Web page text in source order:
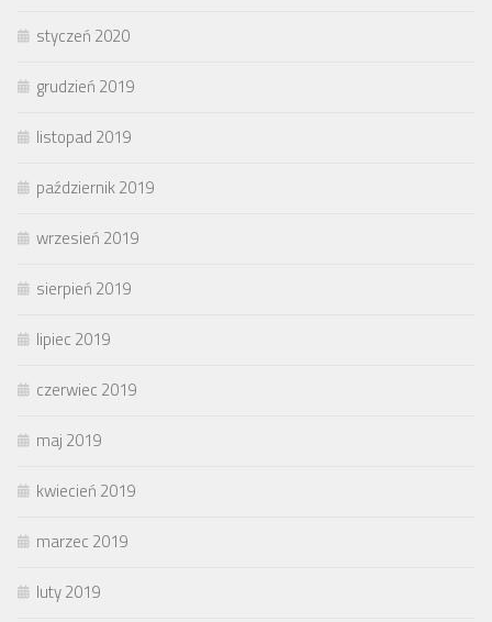
styczeń 2020
grudzień 2019
listopad 2019
październik 2019
wrzesień 2019
sierpień 2019
lipiec 2019
czerwiec 2019
maj 2019
kwiecień 2019
marzec 2019
luty 2019